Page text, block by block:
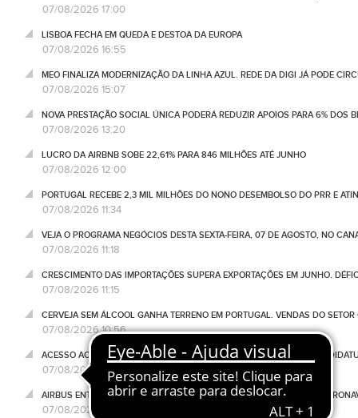
07/08/2026 17:00
LISBOA FECHA EM QUEDA E DESTOA DA EUROPA
07/08/2026 16:55
MEO FINALIZA MODERNIZAÇÃO DA LINHA AZUL. REDE DA DIGI JÁ PODE
07/08/2026 15:07
NOVA PRESTAÇÃO SOCIAL ÚNICA PODERÁ REDUZIR APOIOS PARA 6% DOS
07/08/2026 13:20
LUCRO DA AIRBNB SOBE 22,61% PARA 846 MILHÕES ATÉ JUNHO
07/08/2026 12:00
PORTUGAL RECEBE 2,3 MIL MILHÕES DO NONO DESEMBOLSO DO PRR E
07/08/2026 11:34
VEJA O PROGRAMA NEGÓCIOS DESTA SEXTA-FEIRA, 07 DE AGOSTO, NO
07/08/2026 11:18
CRESCIMENTO DAS IMPORTAÇÕES SUPERA EXPORTAÇÕES EM JUNHO.
07/08/2026 11:15
CERVEJA SEM ÁLCOOL GANHA TERRENO EM PORTUGAL. VENDAS DO
07/08/2026 10:56
ACESSO AO ENSINO SUPERIOR COM NÚMERO MAIS ELEVADO DE
07/08/2026 10:51
AIRBUS ENTREGA 67 AVIÕES ATÉ JULHO. VALOR AUMENTA PARA 418
07/08/2026 10:49